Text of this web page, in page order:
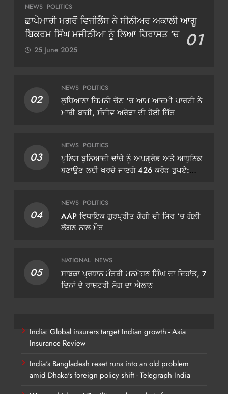
NEWS POLITICS
ਛਾਪੇਮਾਰੀ ਮਗਰੋਂ ਵਿਜੀਲੈਂਸ ਨੇ ਸੀਨੀਅਰ ਅਕਾਲੀ ਆਗੂ
ਬਿਕਰਮ ਸਿੰਘ ਮਜੀਠੀਆ ਨੂੰ ਲਿਆ ਹਿਰਾਸਤ ‘ਚ 01
25 June 2025
02
NEWS POLITICS
ਲੁਧਿਆਣਾ ਜ਼ਿਮਨੀ ਚੋਣ ‘ਚ ਆਮ ਆਦਮੀ ਪਾਰਟੀ ਨੇ
ਮਾਰੀ ਬਾਜ਼ੀ, ਸੰਜੀਵ ਅਰੋੜਾ ਦੀ ਹੋਈ ਜਿੱਤ
03
NEWS POLITICS
ਪੁਲਿਸ ਬੁਨਿਆਦੀ ਢਾਂਚੇ ਨੂੰ ਅਪਗ੍ਰੇਡ ਅਤੇ ਆਧੁਨਿਕ
ਬਣਾਉਣ ਲਈ ਖਰਚੇ ਜਾਣਗੇ 426 ਕਰੋੜ ਰੁਪਏ:
04
NEWS POLITICS
AAP ਵਿਧਾਇਕ ਗੁਰਪ੍ਰੀਤ ਗੋਗੀ ਦੀ ਸਿਰ ‘ਚ ਗੋਲ਼ੀ
ਲੱਗਣ ਨਾਲ ਮੌਤ
05
NATIONAL NEWS
ਸਾਬਕਾ ਪ੍ਰਧਾਨ ਮੰਤਰੀ ਮਨਮੋਹਨ ਸਿੰਘ ਦਾ ਦਿਹਾਂਤ, 7
ਦਿਨਾਂ ਦੇ ਰਾਸ਼ਟਰੀ ਸੋਗ ਦਾ ਐਲਾਨ
India: Global insurers target Indian growth - Asia
Insurance Review
India's Bangladesh reset runs into an old problem
amid Dhaka's foreign policy shift - Telegraph India